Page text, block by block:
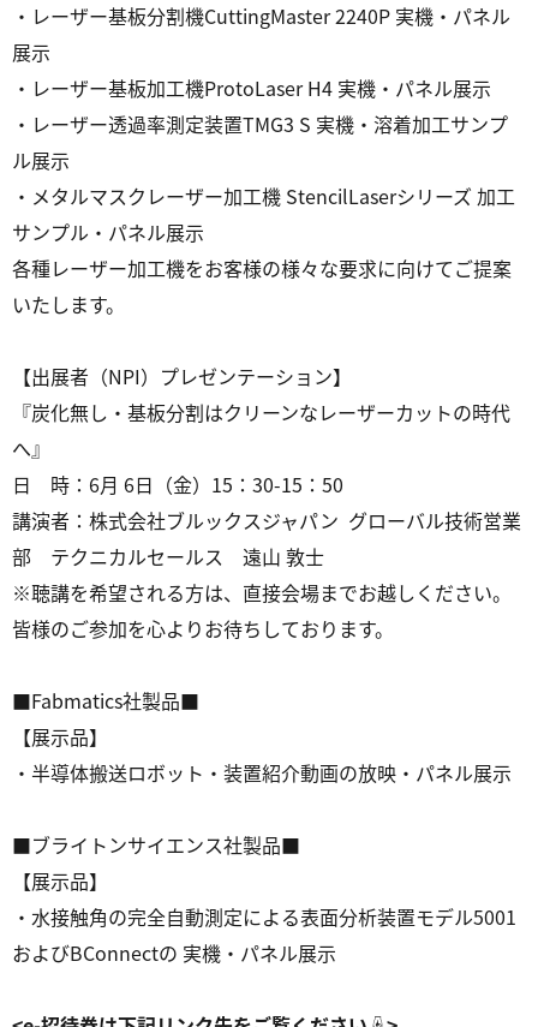
・レーザー基板分割機CuttingMaster 2240P 実機・パネル
展示
・レーザー基板加工機ProtoLaser H4 実機・パネル展示
・ レーザー透過率測定装置TMG3 S 実機・溶着加工サンプ
ル展示
・メタルマスクレーザー加工機 StencilLaserシリーズ 加工
サンプル・パネル展示
各種レーザー加工機をお客様の様々な要求に向けてご提案
いたします。
【出展者（NPI）プレゼンテーション】
『炭化無し・基板分割はクリーンなレーザーカットの時代
へ』
日 時：6月 6日（金）15：30-15：50
講演者：株式会社ブルックスジャパン グローバル技術営業
部 テクニカルセールス 遠山 敦士
※聴講を希望される方は、直接会場までお越しください。
皆様のご参加を心よりお待ちしております。
■Fabmatics社製品■
【展示品】
・半導体搬送ロボット・装置紹介動画の放映・パネル展示
■ブライトンサイエンス社製品■
【展示品】
・ 水接触角の完全自動測定による表面分析装置モデル5001
およびBConnectの 実機・パネル展示